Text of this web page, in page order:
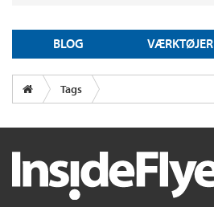
BLOG VÆRKTØJER
Tags